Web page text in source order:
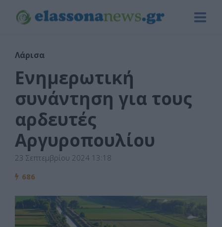
Λάρισα
Ενημερωτική
συνάντηση για τους
αρδευτές
Αργυροπουλίου
23 Σεπτεμβρίου 2024 13:18
686